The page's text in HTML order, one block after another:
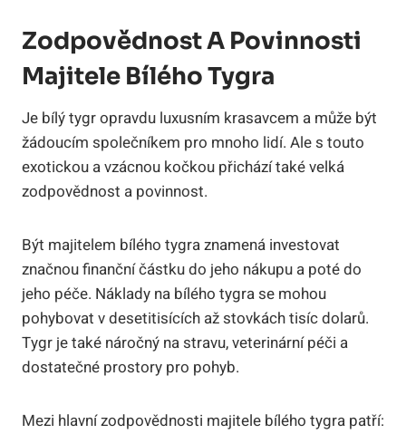
Zodpovědnost A Povinnosti
Majitele⁤ Bílého Tygra
Je bílý tygr opravdu luxusním krasavcem a může být
žádoucím společníkem⁣ pro mnoho lidí. Ale s touto‌
exotickou a ‌vzácnou kočkou přichází také velká
zodpovědnost a povinnost.
Být ‌majitelem bílého tygra znamená investovat
značnou finanční částku do jeho nákupu a poté do
jeho péče. Náklady‍ na bílého​ tygra​ se mohou
pohybovat v⁤ desetitisících až stovkách‍ tisíc dolarů.
⁣Tygr je také náročný na​ stravu,⁢ veterinární ⁢péči a
dostatečné prostory pro ​pohyb.
Mezi hlavní zodpovědnosti majitele bílého tygra patří: